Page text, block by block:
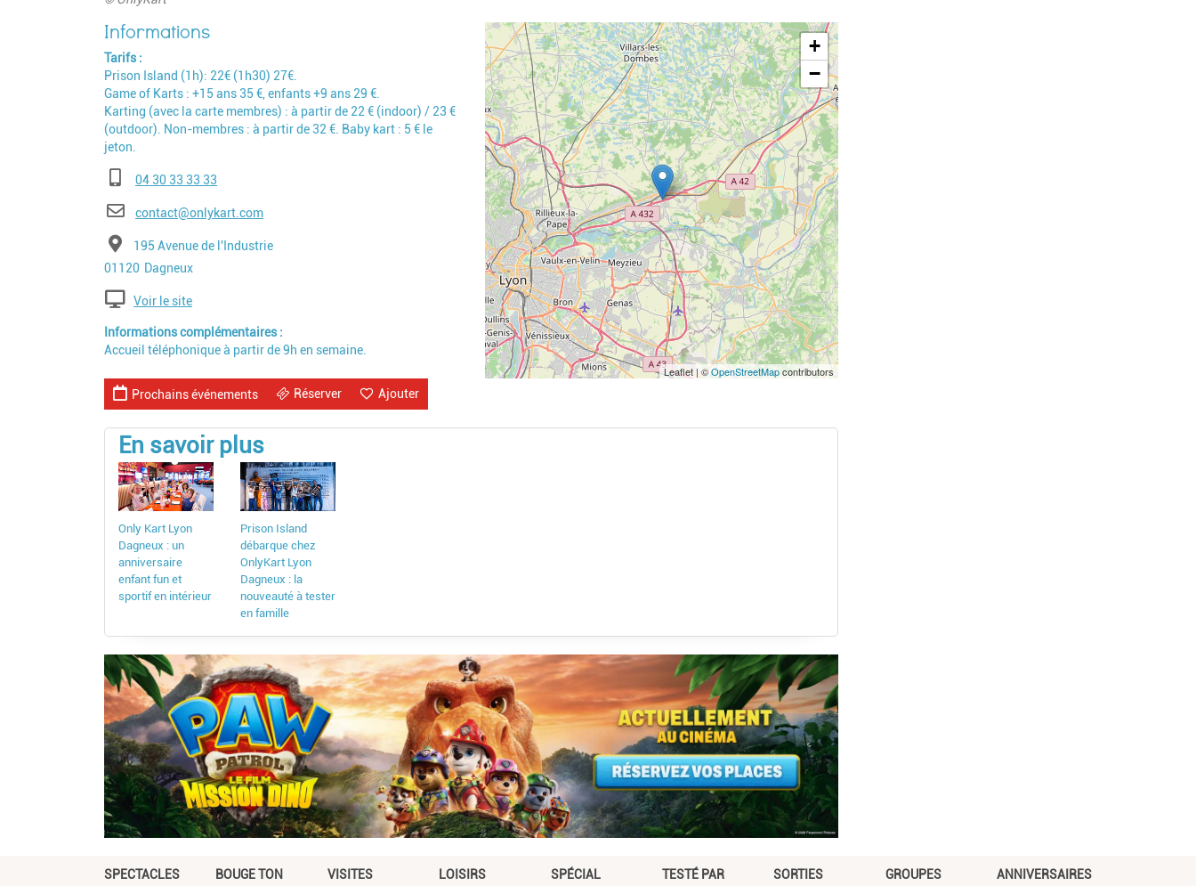
Tarifs
Prison Island (1h): 22€ (1h30) 27€.
Game of Karts : +15 ans 35 €, enfants +9 ans 29 €.
Karting (avec la carte membres) : à partir de 22 € (indoor) / 23 €
(outdoor). Non-membres : à partir de 32 €. Baby kart : 5 € le
jeton.
Téléphone04 30 33 33 33
E-mailcontact@onlykart.com
Adresse195 Avenue de l'Industrie
Code postal
01120 Ville
Dagneux
Voir le site
Informations complémentaires
Accueil téléphonique à partir de 9h en semaine.
Geolocalisation
+
−
Leaflet | ©OpenStreetMapcontributors
Ajouter
Réserver
Prochains événements
En savoir plus
Only Kart Lyon
Dagneux : un
anniversaire
enfant fun et
sportif en intérieur
Prison Island
débarque chez
OnlyKart Lyon
Dagneux : la
nouveauté à tester
en famille
SPECTACLES BOUGE TON VISITES LOISIRS SPÉCIAL TESTÉ PAR SORTIES GROUPES ANNIVERSAIRES